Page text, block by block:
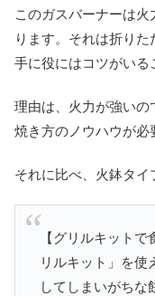
このガスバーナーは
ります。それは折り
手に役にはコツがいる
理由は、火力が強いの
焼き方のノウハウが必
それに比べ、火鉢タイ
【グリルキット
リルキット」を
してしまいがちな